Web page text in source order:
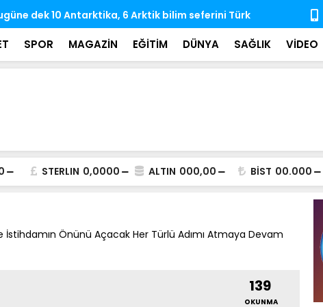
dek 10 Antarktika, 6 Arktik bilim seferini Türk
Hayata
iz bıraktı
SPOR MAGAZİN EĞİTİM DÜNYA SAĞLIK VİDEO
STERLIN 0,0000 ALTIN 000,00 BİST 00.000
İstihdamın Önünü Açacak Her Türlü Adımı Atmaya Devam
139
OKUNMA